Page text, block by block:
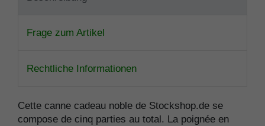
Frage zum Artikel
Rechtliche Informationen
Cette canne cadeau noble de Stockshop.de se
compose de cinq parties au total. La poignée en